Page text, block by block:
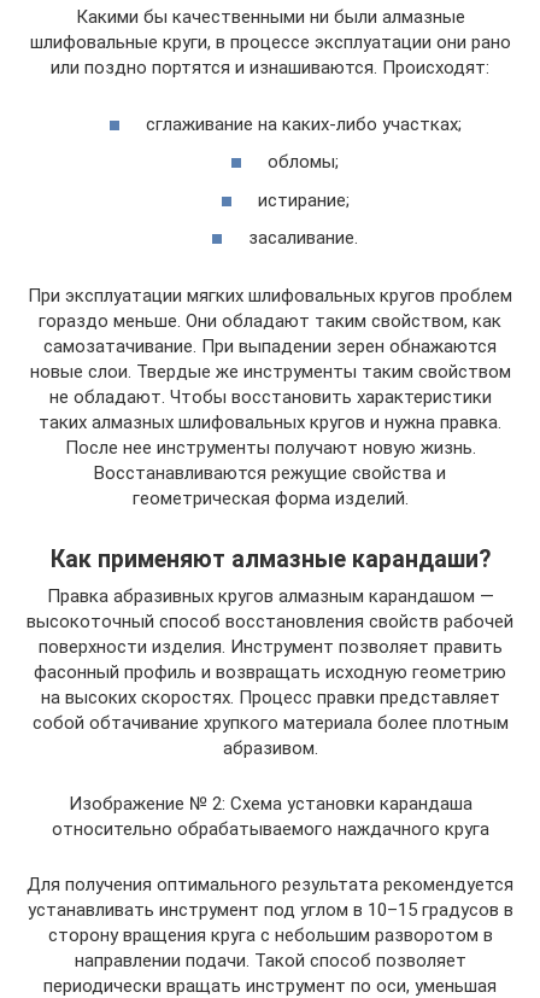
Какими бы качественными ни были алмазные
шлифовальные круги, в процессе эксплуатации они рано
или поздно портятся и изнашиваются. Происходят:
сглаживание на каких-либо участках;
обломы;
истирание;
засаливание.
При эксплуатации мягких шлифовальных кругов проблем
гораздо меньше. Они обладают таким свойством, как
самозатачивание. При выпадении зерен обнажаются
новые слои. Твердые же инструменты таким свойством
не обладают. Чтобы восстановить характеристики
таких алмазных шлифовальных кругов и нужна правка.
После нее инструменты получают новую жизнь.
Восстанавливаются режущие свойства и
геометрическая форма изделий.
Как применяют алмазные карандаши?
Правка абразивных кругов алмазным карандашом —
высокоточный способ восстановления свойств рабочей
поверхности изделия. Инструмент позволяет править
фасонный профиль и возвращать исходную геометрию
на высоких скоростях. Процесс правки представляет
собой обтачивание хрупкого материала более плотным
абразивом.
Изображение № 2: Схема установки карандаша
относительно обрабатываемого наждачного круга
Для получения оптимального результата рекомендуется
устанавливать инструмент под углом в 10–15 градусов в
сторону вращения круга с небольшим разворотом в
направлении подачи. Такой способ позволяет
периодически вращать инструмент по оси, уменьшая